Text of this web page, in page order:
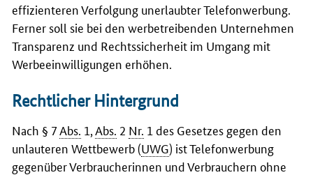
effizienteren Verfolgung unerlaubter Telefonwerbung.
Ferner soll sie bei den werbetreibenden Unternehmen
Transparenz und Rechtssicherheit im Umgang mit
Werbeeinwilligungen erhöhen.
Rechtlicher Hintergrund
Nach § 7Abs. 1,Abs. 2 Nr. 1 des Gesetzes gegen den
unlauteren Wettbewerb (UWG) ist Telefonwerbung
gegenüber Verbraucherinnen und Verbrauchern ohne